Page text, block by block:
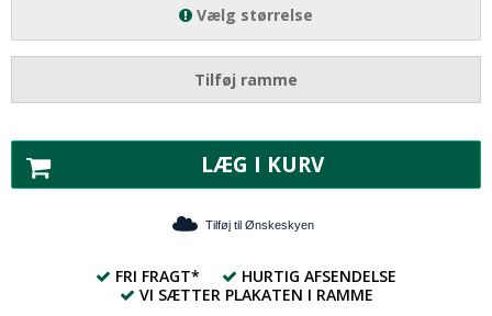
Vælg størrelse
Tilføj ramme
LÆG I KURV
Tilføj til Ønskeskyen
FRI FRAGT*
HURTIG AFSENDELSE
VI SÆTTER PLAKATEN I RAMME